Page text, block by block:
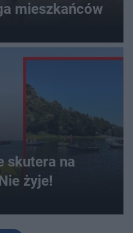
mieszkańców
skutera na
żyje!